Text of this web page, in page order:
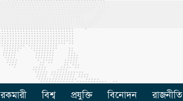
রকমারী বিশ্ব প্রযুক্তি বিনোদন রাজনীতি